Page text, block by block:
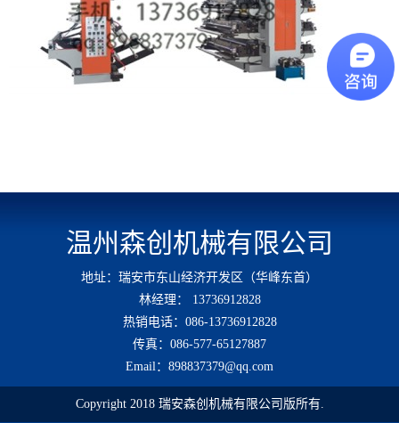
温州森创机械有限公司
地址：瑞安市东山经济开发区（华峰东首）
林经理： 13736912828
热销电话：086-13736912828
传真：086-577-65127887
Email：898837379@qq.com
Copyright 2018 瑞安森创机械有限公司版所有.